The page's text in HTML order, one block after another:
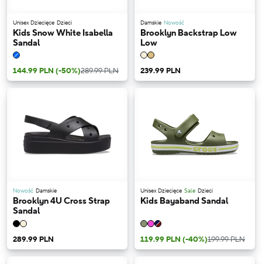
Unisex Dziecięce Dzieci
Kids Snow White Isabella
Sandal
144.99 PLN (-50%)289.99 PLN
Damskie Nowość
Brooklyn Backstrap Low
Low
239.99 PLN
Nowość Damskie
Brooklyn 4U Cross Strap
Sandal
289.99 PLN
Unisex Dziecięce Sale Dzieci
Kids Bayaband Sandal
119.99 PLN (-40%)199.99 PLN